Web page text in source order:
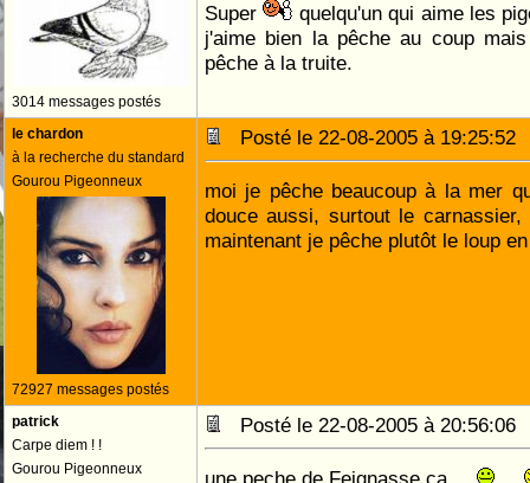
3014 messages postés
Super
quelqu'un qui aime les
j'aime bien la pêche au coup
pêche à la truite.
le chardon
à la recherche du standard
Gourou Pigeonneux
72927 messages postés
Posté le 22-08-2005 à
moi je pêche beaucoup à la mer
douce aussi, surtout le
maintenant je pêche plutôt le loup
patrick
Carpe diem ! !
Gourou Pigeonneux
Posté le 22-08-2005 à
une peche de Feignasse ça ...